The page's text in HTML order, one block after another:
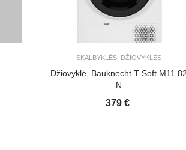
SKALBYKLĖS, DŽIOVYKLĖS
Džiovyklė, Bauknecht T Soft M11 82
N
379 €